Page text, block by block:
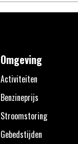
Omgeving
Activiteiten
Benzineprijs
Stroomstoring
Gebedstijden